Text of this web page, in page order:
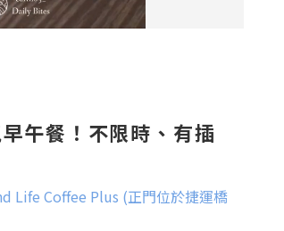
午餐！不限時、有插
Life Coffee Plus (正門位於捷運橋